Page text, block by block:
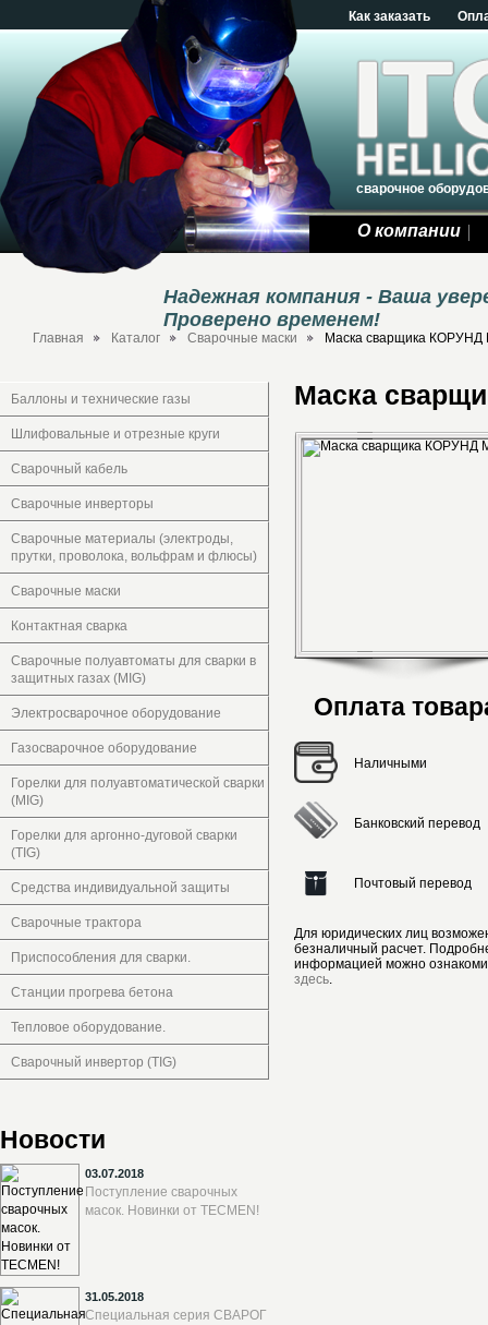
Как заказать
сварочное
О компании
Надежная компания - Ваша
Проверено временем!
Главная Каталог Сварочные маски Маска сварщика КОРУНД
Баллоны и технические газы
Шлифовальные и отрезные круги
Сварочный кабель
Сварочные инверторы
Сварочные материалы (электроды,
прутки, проволока, вольфрам и флюсы)
Сварочные маски
Контактная сварка
Сварочные полуавтоматы для сварки в
защитных газах (MIG)
Электросварочное оборудование
Газосварочное оборудование
Горелки для полуавтоматической сварки
(MIG)
Горелки для аргонно-дуговой сварки
(TIG)
Средства индивидуальной защиты
Сварочные трактора
Приспособления для сварки.
Станции прогрева бетона
Тепловое оборудование.
Сварочный инвертор (TIG)
Новости
03.07.2018
Поступление сварочных
масок. Новинки от TECMEN!
31.05.2018
Специальная серия СВАРОГ
Маска
Оплата
Наличными
Банковский перевод
Почтовый перевод
Для юридических лиц
безналичный расчет.
информацией можно
здесь.